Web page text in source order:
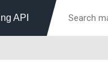
API